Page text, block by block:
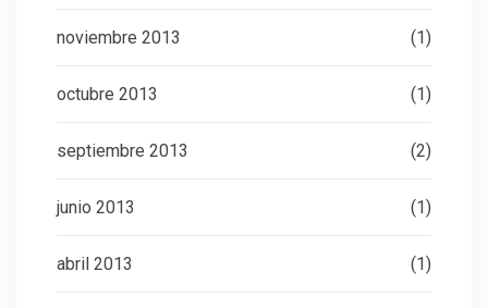
noviembre 2013 (1)
octubre 2013 (1)
septiembre 2013 (2)
junio 2013 (1)
abril 2013 (1)